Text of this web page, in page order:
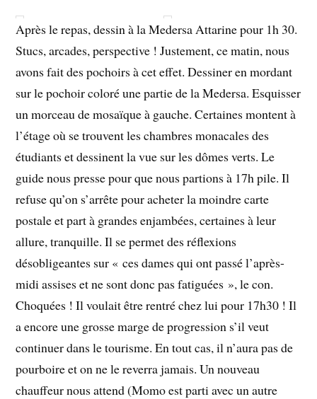
Après le repas, dessin à la Medersa Attarine pour 1h 30.
Stucs, arcades, perspective ! Justement, ce matin, nous
avons fait des pochoirs à cet effet. Dessiner en mordant
sur le pochoir coloré une partie de la Medersa. Esquisser
un morceau de mosaïque à gauche. Certaines montent à
l’étage où se trouvent les chambres monacales des
étudiants et dessinent la vue sur les dômes verts. Le
guide nous presse pour que nous partions à 17h pile. Il
refuse qu’on s’arrête pour acheter la moindre carte
postale et part à grandes enjambées, certaines à leur
allure, tranquille. Il se permet des réflexions
désobligeantes sur « ces dames qui ont passé l’après-
midi assises et ne sont donc pas fatiguées », le con.
Choquées ! Il voulait être rentré chez lui pour 17h30 ! Il
a encore une grosse marge de progression s’il veut
continuer dans le tourisme. En tout cas, il n’aura pas de
pourboire et on ne le reverra jamais. Un nouveau
chauffeur nous attend (Momo est parti avec un autre